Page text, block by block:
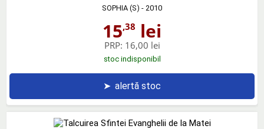
SOPHIA (S) - 2010
15,38 lei
PRP: 16,00 lei
stoc indisponibil
➤ alertă stoc